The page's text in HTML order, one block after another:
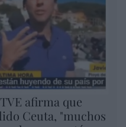
afirma que
Ceuta, "muchos